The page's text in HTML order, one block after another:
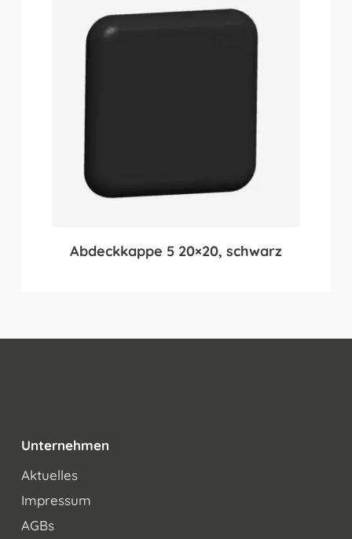
Abdeckkappe 5 20×20, schwarz
Unternehmen
Aktuelles
Impressum
AGBs